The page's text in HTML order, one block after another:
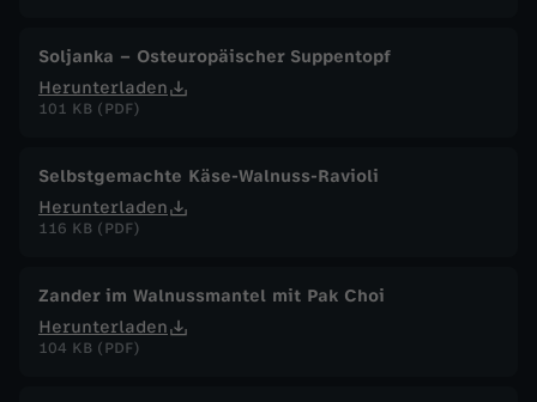
Soljanka – Osteuropäischer Suppentopf
Herunterladen
101 KB (PDF)
Selbstgemachte Käse-Walnuss-Ravioli
Herunterladen
116 KB (PDF)
Zander im Walnussmantel mit Pak Choi
Herunterladen
104 KB (PDF)